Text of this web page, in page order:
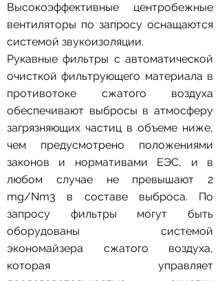
Высокоэффективные центробежные
вентиляторы по запросу оснащаются
системой звукоизоляции.
Рукавные фильтры с автоматической
очисткой фильтрующего материала в
противотоке сжатого воздуха
обеспечивают выбросы в атмосферу
загрязняющих частиц в объеме ниже,
чем предусмотрено положениями
законов и нормативами ЕЭС, и в
любом случае не превышают 2
mg/Nm3 в составе выброса. По
запросу фильтры могут быть
оборудованы системой
экономайзера сжатого воздуха,
которая управляет